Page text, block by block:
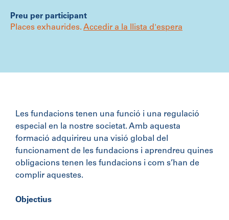
Preu per participant
Places exhaurides. Accedir a la llista d'espera
Les fundacions tenen una funció i una regulació
especial en la nostre societat. Amb aquesta
formació adquirireu una visió global del
funcionament de les fundacions i aprendreu quines
obligacions tenen les fundacions i com s’han de
complir aquestes.
Objectius